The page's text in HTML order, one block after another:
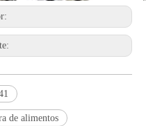
de alimentos